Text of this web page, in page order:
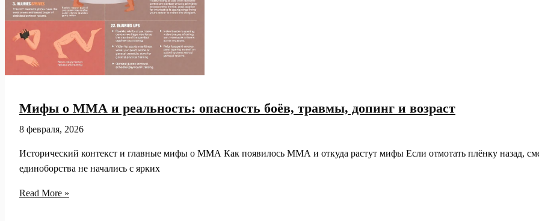
Мифы о ММА и реальность: опасность боёв, травмы, допинг и возраст
8 февраля, 2026
Исторический контекст и главные мифы о ММА Как появилось ММА и откуда растут мифы Если отмотать плёнку назад,
единоборства не начались с ярких
Мифы
Read More »